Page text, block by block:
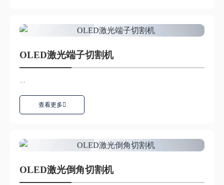
OLED激光端子切割机
...
查看更多
OLED激光倒角切割机